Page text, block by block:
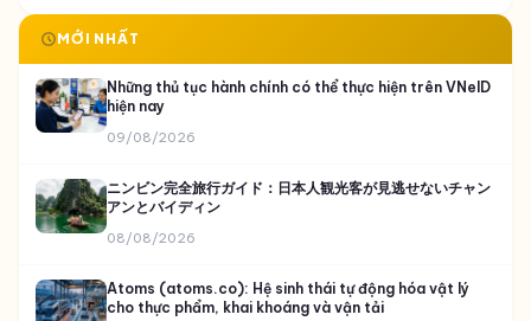
MỚI NHẤT
Những thủ tục hành chính có thể thực hiện trên VNeID
hiện nay
09/08/2026
ニンビン完全旅行ガイド：日本人観光客が見逃せないチャン
アンとバイディン
08/08/2026
Atoms (atoms.co): Hệ sinh thái tự động hóa vật lý
cho thực phẩm, khai khoáng và vận tải